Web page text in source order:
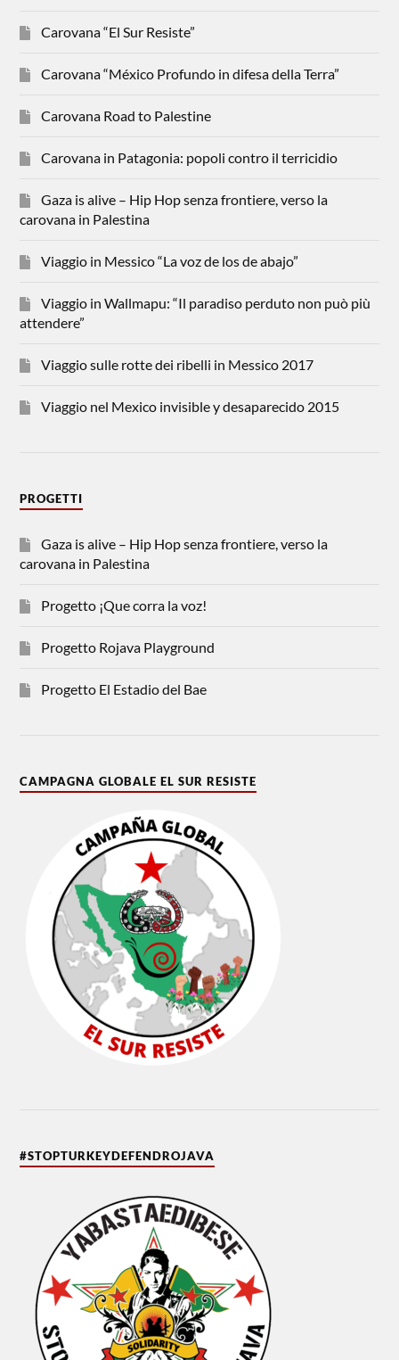
Carovana “El Sur Resiste”
Carovana “México Profundo in difesa della Terra”
Carovana Road to Palestine
Carovana in Patagonia: popoli contro il terricidio
Gaza is alive – Hip Hop senza frontiere, verso la
carovana in Palestina
Viaggio in Messico “La voz de los de abajo”
Viaggio in Wallmapu: “Il paradiso perduto non può più
attendere”
Viaggio sulle rotte dei ribelli in Messico 2017
Viaggio nel Mexico invisible y desaparecido 2015
PROGETTI
Gaza is alive – Hip Hop senza frontiere, verso la
carovana in Palestina
Progetto ¡Que corra la voz!
Progetto Rojava Playground
Progetto El Estadio del Bae
CAMPAGNA GLOBALE EL SUR RESISTE
#STOPTURKEYDEFENDROJAVA